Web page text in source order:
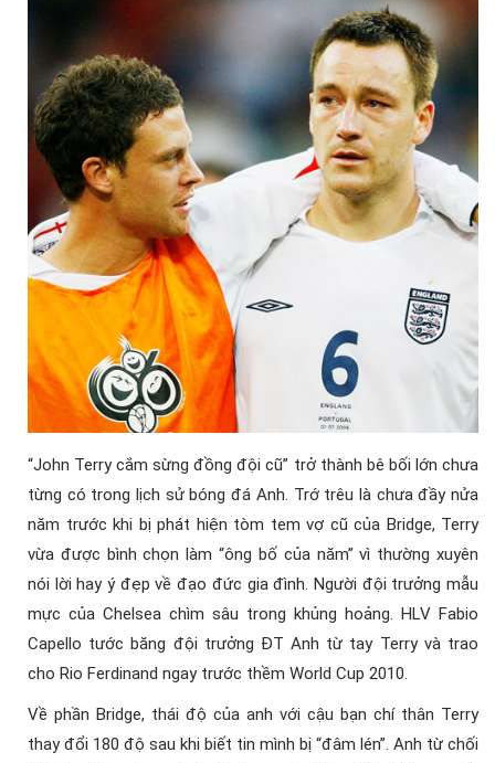
“John Terry cắm sừng đồng đội cũ” trở thành bê bối lớn chưa
từng có trong lịch sử bóng đá Anh. Trớ trêu là chưa đầy nửa
năm trước khi bị phát hiện tòm tem vợ cũ của Bridge, Terry
vừa được bình chọn làm “ông bố của năm” vì thường xuyên
nói lời hay ý đẹp về đạo đức gia đình. Người đội trưởng mẫu
mực của Chelsea chìm sâu trong khủng hoảng. HLV Fabio
Capello tước băng đội trưởng ĐT Anh từ tay Terry và trao
cho Rio Ferdinand ngay trước thềm World Cup 2010.
Về phần Bridge, thái độ của anh với cậu bạn chí thân Terry
thay đổi 180 độ sau khi biết tin mình bị “đâm lén”. Anh từ chối